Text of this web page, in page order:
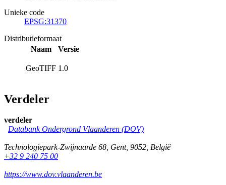
Unieke code
EPSG:31370
Distributieformaat
Naam
Versie
GeoTIFF 1.0
Verdeler
verdeler
Databank Ondergrond Vlaanderen (DOV)
Technologiepark-Zwijnaarde 68, Gent, 9052, België
+32 9 240 75 00
https://www.dov.vlaanderen.be